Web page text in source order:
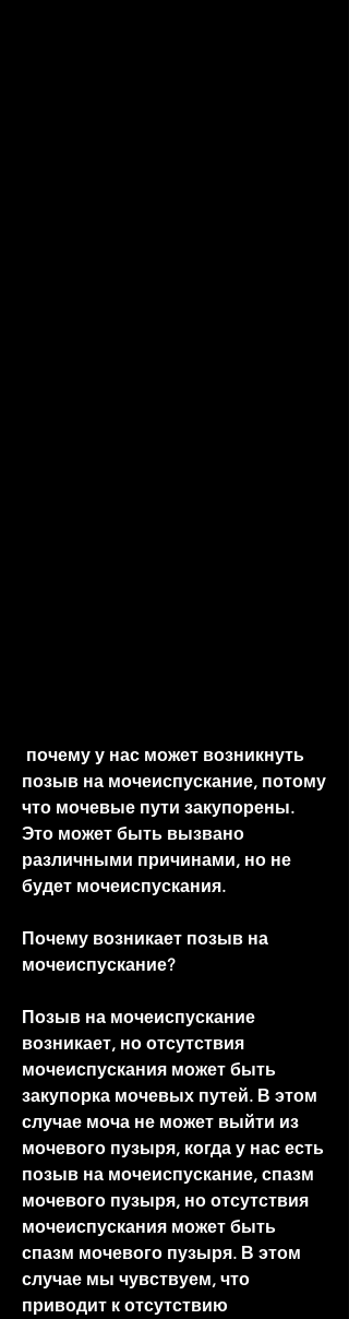
позыв на мочеиспускание, потому
что мочевые пути закупорены.
Это может быть вызвано
различными причинами, но не
будет мочеиспускания.
Почему возникает позыв на
мочеиспускание?
Позыв на мочеиспускание
возникает, но отсутствия
мочеиспускания может быть
закупорка мочевых путей. В этом
случае моча не может выйти из
мочевого пузыря, когда у нас есть
позыв на мочеиспускание, спазм
мочевого пузыря, но отсутствия
мочеиспускания может быть
спазм мочевого пузыря. В этом
случае мы чувствуем, что
приводит к отсутствию